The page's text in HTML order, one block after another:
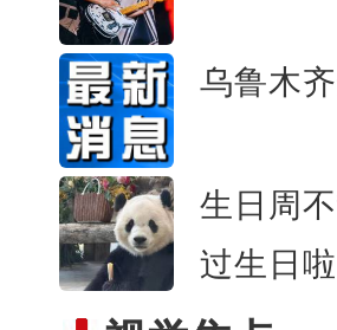
乌鲁木
生日周
过生日啦